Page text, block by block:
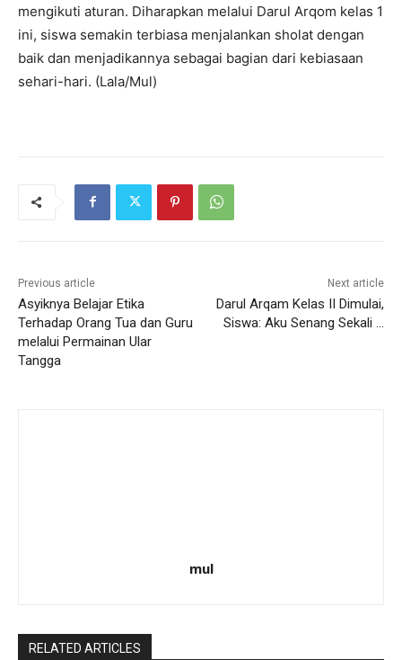
mengikuti aturan. Diharapkan melalui Darul Arqom kelas 1
ini, siswa semakin terbiasa menjalankan sholat dengan
baik dan menjadikannya sebagai bagian dari kebiasaan
sehari-hari. (Lala/Mul)
Previous article
Asyiknya Belajar Etika
Terhadap Orang Tua dan Guru
melalui Permainan Ular
Tangga
Next article
Darul Arqam Kelas II Dimulai,
Siswa: Aku Senang Sekali …
mul
RELATED ARTICLES